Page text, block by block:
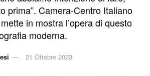
prima”. Camera-Centro Italiano
in mostra l’opera di questo
moderna.
21 Ottobre 2023